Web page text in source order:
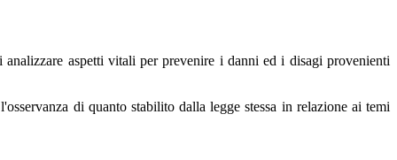
aspetti vitali per prevenire i danni ed i disagi provenienti
di quanto stabilito dalla legge stessa in relazione ai temi